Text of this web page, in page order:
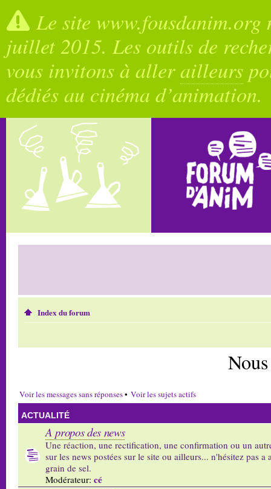
Le site
juillet 2015. Les outils de
vous invitons à allerailleurs
dédiés au cinéma d’animation.
Index du forum
Voir les messages sans réponses• Voir les sujets actifs
ACTUALITÉ
A propos des news
Une réaction, une rectification, une confirmation ou un
sur les news postées sur le site ou ailleurs... n'hésitez pas a
grain de sel.
Modérateur: cé